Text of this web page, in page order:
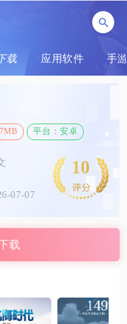
载 应用软件 手
平台：安卓
07-07
10
载